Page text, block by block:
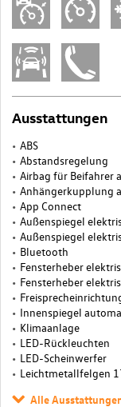
Ausstattungen
ABS
Abstandsregelung
Airbag für Beifahrer
Anhängerkupplung
App Connect
Außenspiegel
Außenspiegel
Bluetooth
Fensterheber
Fensterheber
Innenspiegel
Klimaanlage
LED-Rückleuchten
LED-Scheinwerfer
Leichtmetallfelgen
Alle